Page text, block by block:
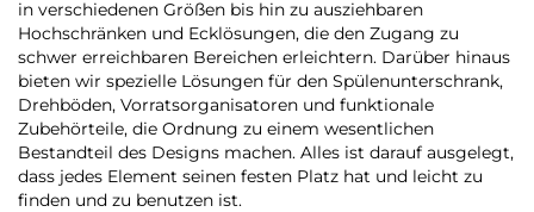
in verschiedenen Größen bis hin zu ausziehbaren
Hochschränken und Ecklösungen, die den Zugang zu
schwer erreichbaren Bereichen erleichtern. Darüber hinaus
bieten wir spezielle Lösungen für den Spülenunterschrank,
Drehböden, Vorratsorganisatoren und funktionale
Zubehörteile, die Ordnung zu einem wesentlichen
Bestandteil des Designs machen. Alles ist darauf ausgelegt,
dass jedes Element seinen festen Platz hat und leicht zu
finden und zu benutzen ist.